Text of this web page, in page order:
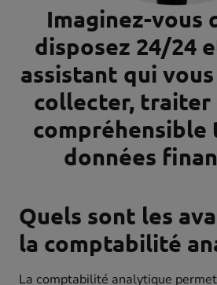
Imaginez-vous
disposez 24/24
assistant qui
collecter, traiter
compréhensible
données
Quels sont les
la comptabilité
La comptabilité analytique